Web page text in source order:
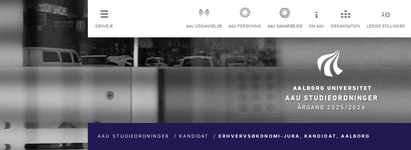
GENVEJE AAU UDDANNELSE AAU FORSKNING AAU SAMARBEJDE OM AAU ORGANISATION LEDIGE STILLINGER
AAU STUDIEORDNINGER
ÅRGANG 2025/2026
AAU STUDIEORDNINGER / KANDIDAT / ERHVERVSØKONOMI-JURA, KANDIDAT, AALBORG